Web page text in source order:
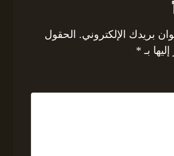
بريدك الإلكتروني. الحقول
بـ *